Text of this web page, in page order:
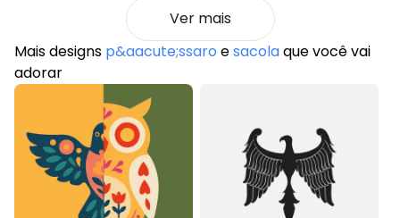
Ver mais
Mais designs p&aacute;ssaro esacolaque você vai
adorar